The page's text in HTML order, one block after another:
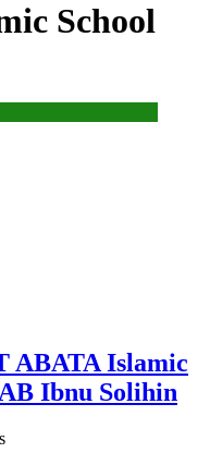
School
ABATA Islamic
Ibnu Solihin